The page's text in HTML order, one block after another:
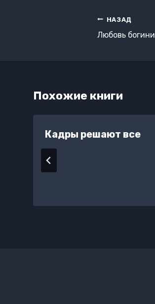
Навигация
по
НАЗАД
Любовь богини
Похожие книги
Кадры решают все